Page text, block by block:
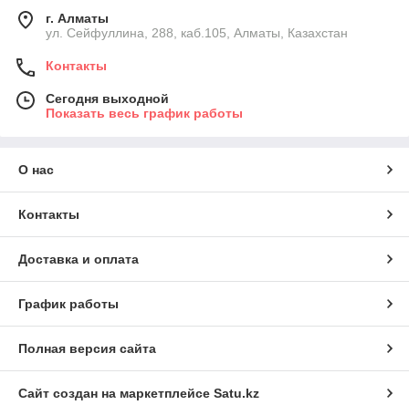
г. Алматы
ул. Сейфуллина, 288, каб.105, Алматы, Казахстан
Контакты
Сегодня выходной
Показать весь график работы
О нас
Контакты
Доставка и оплата
График работы
Полная версия сайта
Сайт создан на маркетплейсе Satu.kz